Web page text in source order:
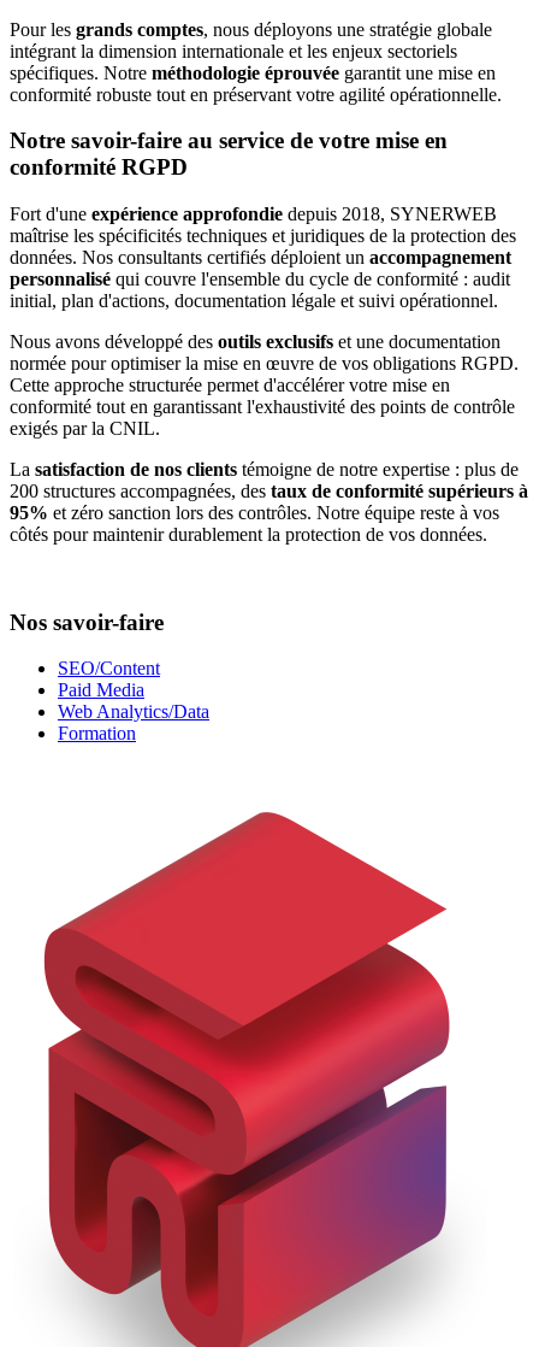
Pour les grands comptes, nous déployons une stratégie globale
intégrant la dimension internationale et les enjeux sectoriels
spécifiques. Notre méthodologie éprouvée garantit une mise en
conformité robuste tout en préservant votre agilité opérationnelle.
Notre savoir-faire au service de votre mise en
conformité RGPD
Fort d'une expérience approfondie depuis 2018, SYNERWEB
maîtrise les spécificités techniques et juridiques de la protection des
données. Nos consultants certifiés déploient un accompagnement
personnalisé qui couvre l'ensemble du cycle de conformité : audit
initial, plan d'actions, documentation légale et suivi opérationnel.
Nous avons développé des outils exclusifs et une documentation
normée pour optimiser la mise en œuvre de vos obligations RGPD.
Cette approche structurée permet d'accélérer votre mise en
conformité tout en garantissant l'exhaustivité des points de contrôle
exigés par la CNIL.
La satisfaction de nos clients témoigne de notre expertise : plus de
200 structures accompagnées, des taux de conformité supérieurs à
95% et zéro sanction lors des contrôles. Notre équipe reste à vos
côtés pour maintenir durablement la protection de vos données.
Nos savoir-faire
SEO/Content
Paid Media
Web Analytics/Data
Formation